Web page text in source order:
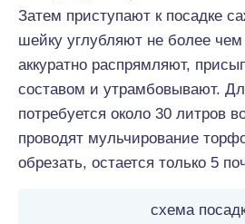
Затем приступают к посадке
шейку углубляют не более
аккуратно распрямляют,
составом и утрамбовывают.
потребуется около 30 литров
проводят мульчирование
обрезать, остается только 5
схема